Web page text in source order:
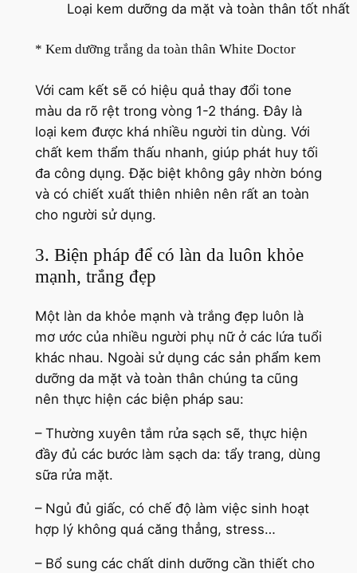
Loại kem dưỡng da mặt và toàn thân tốt nhất
* Kem dưỡng trắng da toàn thân White Doctor
Với cam kết sẽ có hiệu quả thay đổi tone
màu da rõ rệt trong vòng 1-2 tháng. Đây là
loại kem được khá nhiều người tin dùng. Với
chất kem thẩm thấu nhanh, giúp phát huy tối
đa công dụng. Đặc biệt không gây nhờn bóng
và có chiết xuất thiên nhiên nên rất an toàn
cho người sử dụng.
3. Biện pháp để có làn da luôn khỏe
mạnh, trắng đẹp
Một làn da khỏe mạnh và trắng đẹp luôn là
mơ ước của nhiều người phụ nữ ở các lứa tuổi
khác nhau. Ngoài sử dụng các sản phẩm kem
dưỡng da mặt và toàn thân chúng ta cũng
nên thực hiện các biện pháp sau:
– Thường xuyên tắm rửa sạch sẽ, thực hiện
đầy đủ các bước làm sạch da: tẩy trang, dùng
sữa rửa mặt.
– Ngủ đủ giấc, có chế độ làm việc sinh hoạt
hợp lý không quá căng thẳng, stress…
– Bổ sung các chất dinh dưỡng cần thiết cho